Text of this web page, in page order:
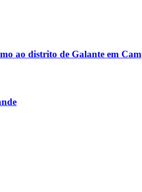
ao distrito de Galante em